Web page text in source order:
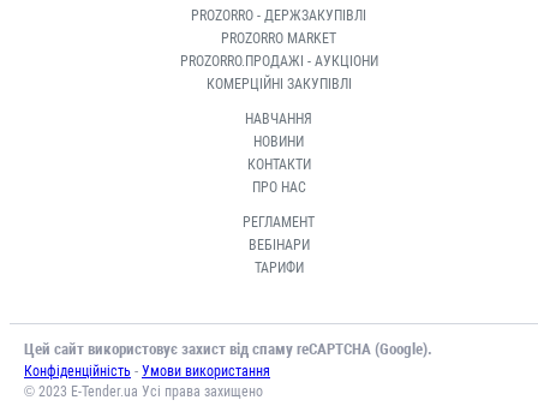
PROZORRO - ДЕРЖЗАКУПІВЛІ
PROZORRO MARKET
PROZORRO.ПРОДАЖІ - АУКЦІОНИ
КОМЕРЦІЙНІ ЗАКУПІВЛІ
НАВЧАННЯ
НОВИНИ
КОНТАКТИ
ПРО НАС
РЕГЛАМЕНТ
ВЕБІНАРИ
ТАРИФИ
Цей сайт використовує захист від спаму reCAPTCHA (Google).
Конфіденційність - Умови використання
© 2023 E-Tender.ua Усі права захищено